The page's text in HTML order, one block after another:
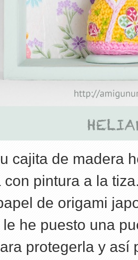
cajita de madera
con pintura a la
de origami
le he puesto una
protegerla y así